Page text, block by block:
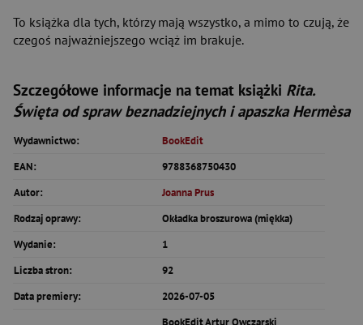
To książka dla tych, którzy mają wszystko, a mimo to czują, że
czegoś najważniejszego wciąż im brakuje.
Szczegółowe informacje na temat książki Rita.
Święta od spraw beznadziejnych i apaszka Hermèsa
Wydawnictwo:
BookEdit
EAN:
9788368750430
Autor:
Joanna Prus
Rodzaj oprawy:
Okładka broszurowa (miękka)
Wydanie:
1
Liczba stron:
92
Data premiery:
2026-07-05
BookEdit Artur Owczarski